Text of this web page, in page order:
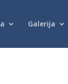
Galerija